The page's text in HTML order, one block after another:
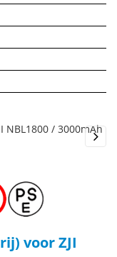
voor ZJI